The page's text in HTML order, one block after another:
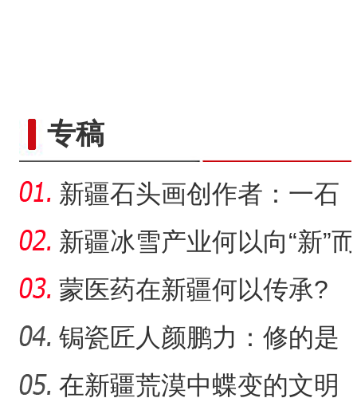
专稿
新疆石头画创作者：一石
一画乐在其中
新疆冰雪产业何以向“新”而
行？
蒙医药在新疆何以传承?
锔瓷匠人颜鹏力：修的是
瓷，也是“情”
在新疆荒漠中蝶变的文明